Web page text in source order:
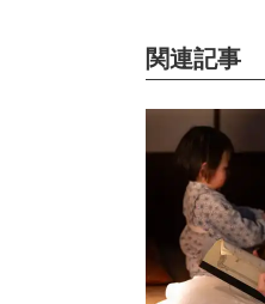
関連記事